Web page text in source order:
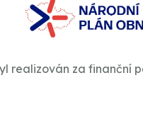
realizován za finanční